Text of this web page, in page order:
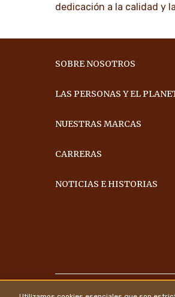
dedicación a la calidad y
SOBRE NOSOTROS
LAS PERSONAS Y EL
NUESTRAS MARCAS
CARRERAS
NOTICIAS E HISTORIAS